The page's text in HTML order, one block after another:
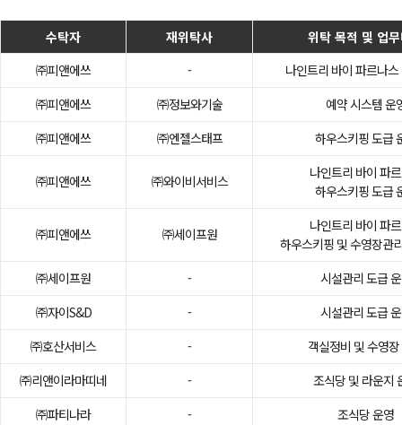
수탁자 재위탁사
위탁 목적 및 업
㈜피앤에쓰
-
나인트리 바이 파르나
㈜피앤에쓰
㈜정보와기술
예약 시스템 운
㈜피앤에쓰
㈜엔젤스태프 하우스키핑 도급
㈜피앤에쓰 ㈜와이비서비스
나인트리 바이 파
하우스키핑 도급
㈜피앤에쓰 ㈜세이프원
나인트리 바이 파
하우스키핑 및 수영장관
㈜세이프원
-
시설관리 도급
㈜자이S&D
-
시설관리 도급
㈜호산서비스
-
객실정비 및 수영
㈜리앤이라마띠네
-
조식당 및 라운지
㈜파티나라
-
조식당 운영